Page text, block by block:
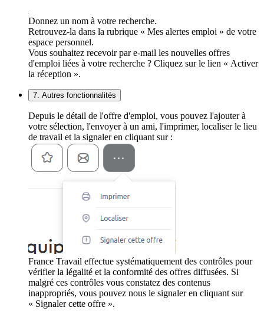
Donnez un nom à votre recherche.
Retrouvez-la dans la rubrique « Mes alertes emploi » de votre
espace personnel.
Vous souhaitez recevoir par e-mail les nouvelles offres
d'emploi liées à votre recherche ? Cliquez sur le lien « Activer
la réception ».
7. Autres fonctionnalités
Depuis le détail de l'offre d'emploi, vous pouvez l'ajouter à
votre sélection, l'envoyer à un ami, l'imprimer, localiser le lieu
de travail et la signaler en cliquant sur :
France Travail effectue systématiquement des contrôles pour
vérifier la légalité et la conformité des offres diffusées. Si
malgré ces contrôles vous constatez des contenus
inappropriés, vous pouvez nous le signaler en cliquant sur
« Signaler cette offre ».